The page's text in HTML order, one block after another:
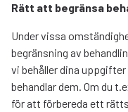
Rätt att begränsa
Under vissa
begränsning av
vi behåller dina
behandlar dem. Om du
för att förbereda ett